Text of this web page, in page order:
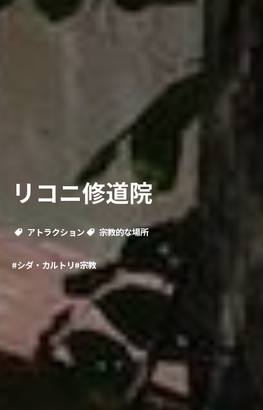
リコニ修道院
アトラクション 宗教的な場所
#シダ・カルトリ#宗教